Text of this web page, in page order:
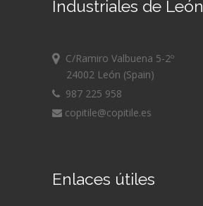
Industriales de León
C/Ramiro Valbuena 5-2º
24002 León (Spain)
987 225 958
copitile@copitile.es
Enlaces útiles